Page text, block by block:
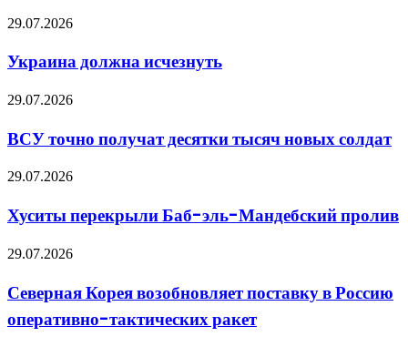
как
подходящее
оборудование
Украина
исчезнуть
29.07.2026
Украина должна исчезнуть
ВСУ
получат
десятки
новых
29.07.2026
ВСУ точно получат десятки тысяч новых солдат
Хуситы
Баб-
эль-
пролив
29.07.2026
Хуситы перекрыли Баб-эль-Мандебский пролив
Северная
возобновляет
поставку
в
29.07.2026
Северная Корея возобновляет поставку в Россию
оперативно-тактических ракет